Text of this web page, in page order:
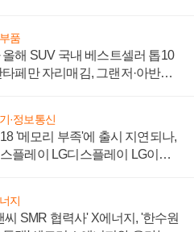
품
올해 SUV 국내 베스트셀러 톱10
페만 자리매김, 그랜저·아반떼
·정보통신
'메모리 부족'에 출시 지연되나,
플레이 LG디스플레이 LG이노
지
씨 SMR 협력사' X에너지, '한수원